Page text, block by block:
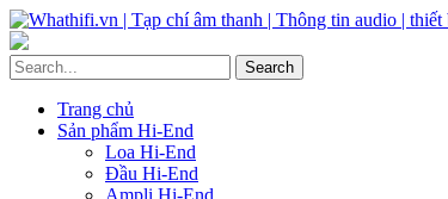
Trang chủ
Sản phẩm Hi-End
Loa Hi-End
Đầu Hi-End
Ampli Hi-End